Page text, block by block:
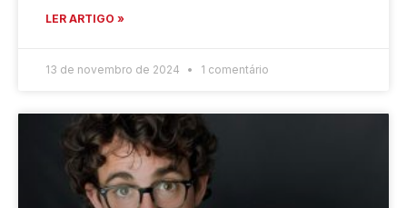
LER ARTIGO »
13 de novembro de 2024 1 comentário